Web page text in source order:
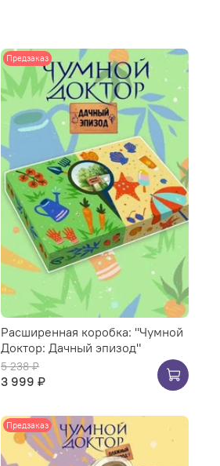
Предзаказ
Расширенная коробка: "Чумной
Доктор: Дачный эпизод"
5 238 ₽
3 999 ₽
Предзаказ